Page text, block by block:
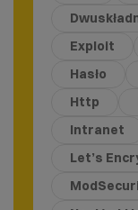
Exploit
Hasło
Http
Intranet
Let’s